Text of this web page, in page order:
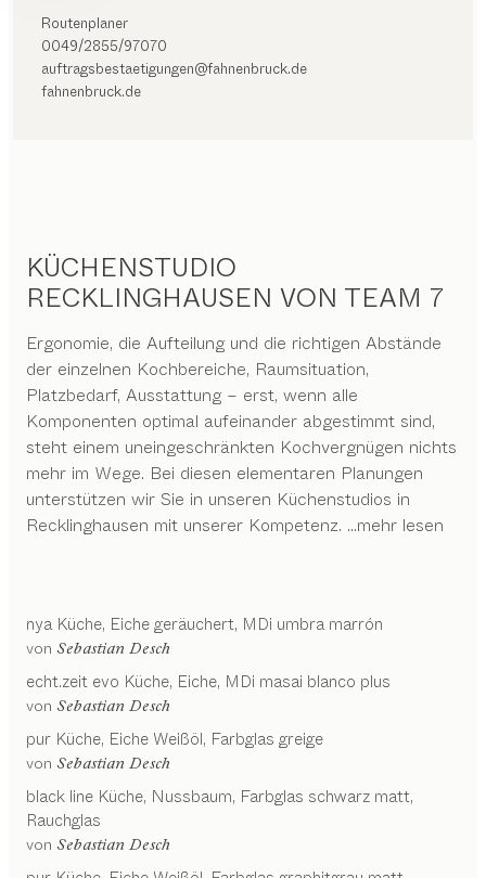
Routenplaner
0049/2855/97070
auftragsbestaetigungen@fahnenbruck.de
fahnenbruck.de
KÜCHENSTUDIO
RECKLINGHAUSEN VON TEAM 7
Ergonomie, die Aufteilung und die richtigen Abstände
der einzelnen Kochbereiche, Raumsituation,
Platzbedarf, Ausstattung – erst, wenn alle
Komponenten optimal aufeinander abgestimmt sind,
steht einem uneingeschränkten Kochvergnügen nichts
mehr im Wege. Bei diesen elementaren Planungen
unterstützen wir Sie in unseren Küchenstudios in
Recklinghausen mit unserer Kompetenz. ...mehr lesen
nyaKüche Eiche geräuchert, MDi umbra marrón
von Sebastian Desch
echt.zeit evo Küche Eiche, MDi masai blanco plus
von Sebastian Desch
pur Küche Eiche Weißöl, Farbglas greige
von Sebastian Desch
black line Küche Nussbaum, Farbglas schwarz matt,
Rauchglas
von Sebastian Desch